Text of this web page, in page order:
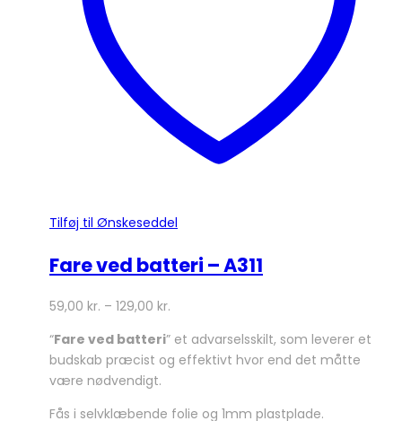
Tilføj til Ønskeseddel
Fare ved batteri – A311
59,00 kr. – 129,00 kr.
“Fare ved batteri” et advarselsskilt, som leverer et
budskab præcist og effektivt hvor end det måtte
være nødvendigt.
Fås i selvklæbende folie og 1mm plastplade.